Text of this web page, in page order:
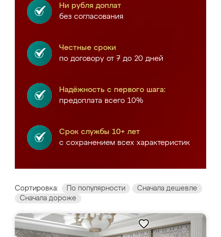
Ни рубля доплат
без согласования
Честные сроки
по договору от 7 до 20 дней
Надёжность с первого шага:
предоплата всего 10%
Срок службы 10+ лет
с сохранением всех характеристик
Сортировка: По популярности
Сначала дешевле
Сначала дороже